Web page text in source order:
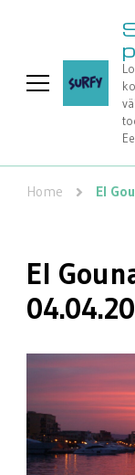
Home El
El